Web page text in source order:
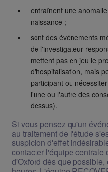
entraînent une
naissance ;
sont des événements
de l'investigateur
mettent pas en jeu le
d'hospitalisation, mais
participant ou
l'une ou l'autre des
dessus).
Si vous pensez qu'un
au traitement de l'étude
suspicion d'effet
contacter l'équipe centrale
d'Oxford dès que